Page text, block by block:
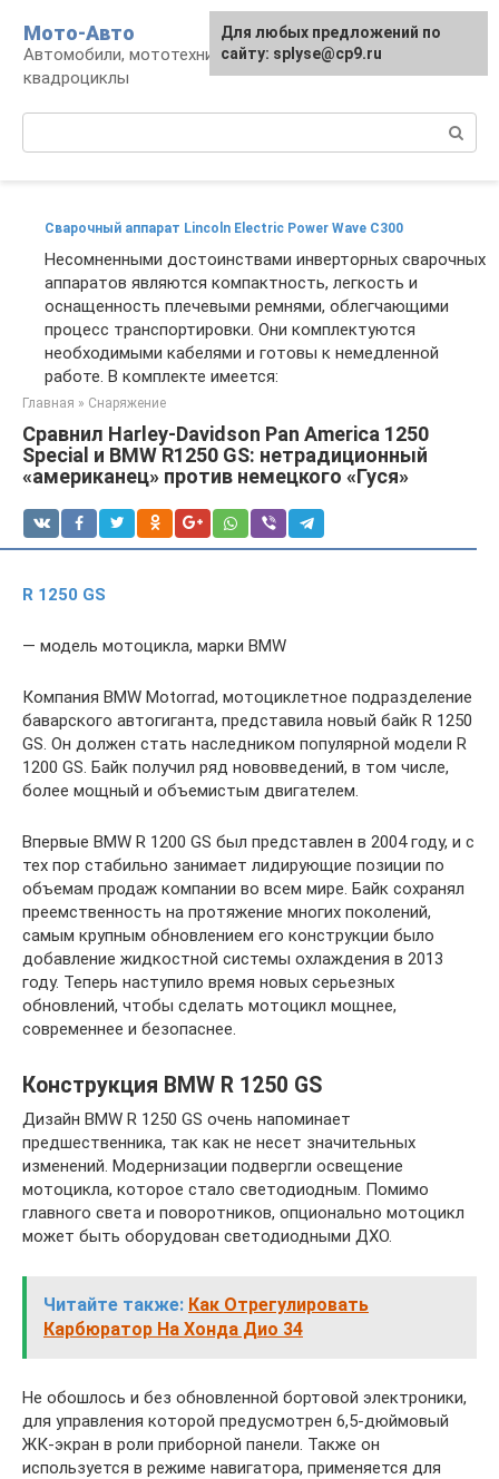
контенту
Мото-Авто
Автомобили, мототехника, снегоходы,
квадроциклы
Сварочный аппарат Lincoln Electric Power Wave C300
Несомненными достоинствами инверторных сварочных
аппаратов являются компактность, легкость и
оснащенность плечевыми ремнями, облегчающими
процесс транспортировки. Они комплектуются
необходимыми кабелями и готовы к немедленной
работе. В комплекте имеется:
Главная » Снаряжение
Сравнил Harley-Davidson Pan America 1250
Special и BMW R1250 GS: нетрадиционный
«американец» против немецкого «Гуся»
R 1250 GS
— модель мотоцикла, марки BMW
Компания BMW Motorrad, мотоциклетное подразделение
баварского автогиганта, представила новый байк R 1250
GS. Он должен стать наследником популярной модели R
1200 GS. Байк получил ряд нововведений, в том числе,
более мощный и объемистым двигателем.
Впервые BMW R 1200 GS был представлен в 2004 году, и с
тех пор стабильно занимает лидирующие позиции по
объемам продаж компании во всем мире. Байк сохранял
преемственность на протяжение многих поколений,
самым крупным обновлением его конструкции было
добавление жидкостной системы охлаждения в 2013
году. Теперь наступило время новых серьезных
обновлений, чтобы сделать мотоцикл мощнее,
современнее и безопаснее.
Конструкция BMW R 1250 GS
Дизайн BMW R 1250 GS очень напоминает
предшественника, так как не несет значительных
изменений. Модернизации подвергли освещение
мотоцикла, которое стало светодиодным. Помимо
главного света и поворотников, опционально мотоцикл
может быть оборудован светодиодными ДХО.
Читайте также: Как Отрегулировать
Карбюратор На Хонда Дио 34
Не обошлось и без обновленной бортовой электроники,
для управления которой предусмотрен 6,5-дюймовый
ЖК-экран в роли приборной панели. Также он
используется в режиме навигатора, применяется для
Для любых предложений по
сайту: splyse@cp9.ru